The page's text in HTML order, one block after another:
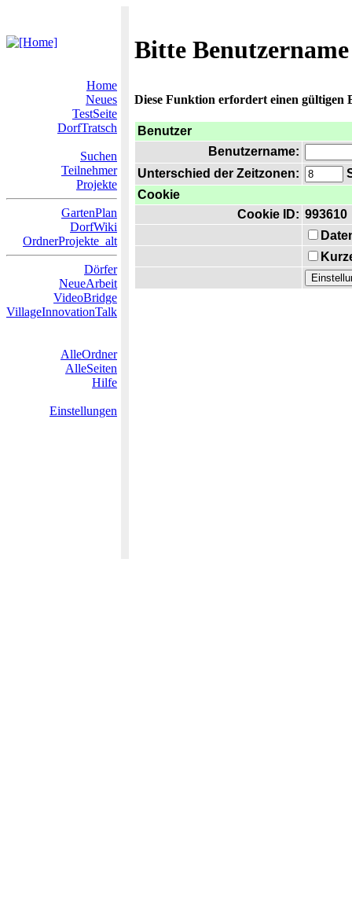
Bitte
Home
Neues
TestSeite
DorfTratsch
Suchen
Teilnehmer
Projekte
GartenPlan
DorfWiki
OrdnerProjekte_alt
Dörfer
NeueArbeit
VideoBridge
VillageInnovationTalk
AlleOrdner
AlleSeiten
Hilfe
Einstellungen
Diese Funktion erfordert einen gültigen
Benutzer
Benutzername:
Unterschied der Zeitzonen:
Cookie
Cookie ID: 993610